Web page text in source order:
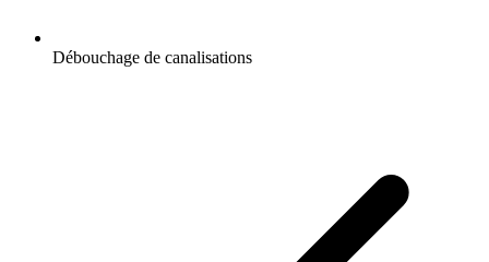
Débouchage de canalisations